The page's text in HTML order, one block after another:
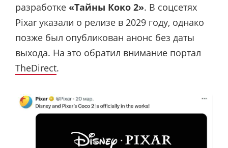
разработке «Тайны Коко 2». В соцсетях
Pixar указали о релизе в 2029 году, однако
позже был опубликован анонс без даты
выхода. На это обратил внимание портал
TheDirect.